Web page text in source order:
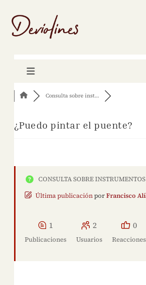
Consulta sobre inst...
¿Puedo pintar el puente?
CONSULTA SOBRE
Última publicaciónporFrancisco
1
Publicaciones
2
Usuarios
0
Reacciones